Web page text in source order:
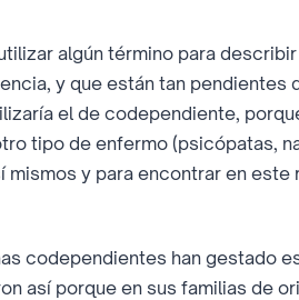
algún término para
y que están tan
el de codependiente,
tipo de enfermo (psicópatas,
mismos y para encontrar en
codependientes han gestado
así porque en sus familias de